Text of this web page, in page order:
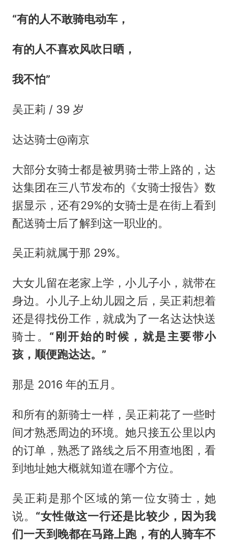
“有的人不敢骑电动车，
有的人不喜欢风吹日晒，
我不怕”
吴正莉 / 39 岁
达达骑士@南京
大部分女骑士都是被男骑士带上路的，达
达集团在三八节发布的《女骑士报告》数
据显示，还有29%的女骑士是在街上看到
配送骑士后了解到这一职业的。
吴正莉就属于那 29%。
大女儿留在老家上学，小儿子小，就带在
身边。小儿子上幼儿园之后，吴正莉想着
还是得找份工作，就成为了一名达达快送
骑士。 “刚开始的时候，就是主要带小
孩，顺便跑达达。”
那是 2016 年的五月。
和所有的新骑士一样，吴正莉花了一些时
间才熟悉周边的环境。她只接五公里以内
的订单，熟悉了路线之后不用查地图，看
到地址她大概就知道在哪个方位。
吴正莉是那个区域的第一位女骑士，她
说。 “女性做这一行还是比较少，因为我
们一天到晚都在马路上跑，有的人骑车不